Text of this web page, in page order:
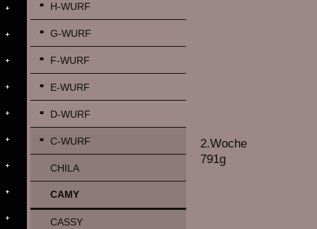
H-WURF
G-WURF
F-WURF
E-WURF
D-WURF
C-WURF
CHILA
CAMY
CASSY
2.Woche
791g